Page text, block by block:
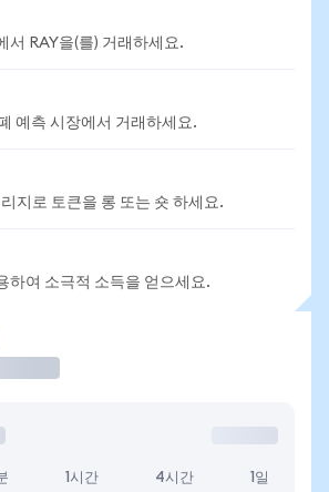
서 RAY을(를) 거래하세요.
예측 시장에서 거래하세요.
지로 토큰을 롱 또는 숏 하세요.
하여 소극적 소득을 얻으세요.
1시간 4시간 1일